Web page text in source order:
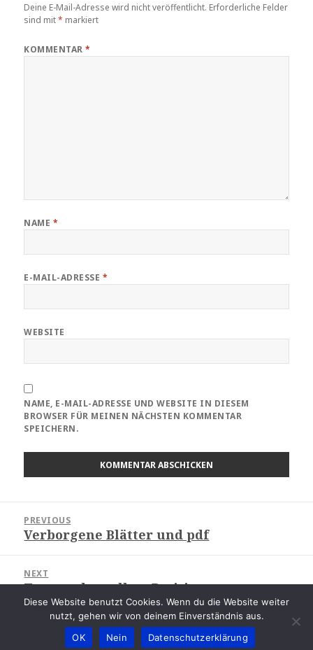
Deine E-Mail-Adresse wird nicht veröffentlicht. Erforderliche Felder
sind mit* markiert
KOMMENTAR*
NAME *
E-MAIL-ADRESSE *
WEBSITE
NAME, E-MAIL-ADRESSE UND WEBSITE IN DIESEM
BROWSER FÜR MEINEN NÄCHSTEN KOMMENTAR
SPEICHERN.
PREVIOUS
Previous
Verborgene Blätter und pdf
NEXT
Next
post:
Text an der selben Position
Copyright © 2015 - 2022|Proudly powered byWordPress
Theme: Fifteenth byWPDefault
Diese Website benutzt Cookies. Wenn du die Website weiter
nutzt, gehen wir von deinem Einverständnis aus.
OK
Nein Datenschutzerklärung